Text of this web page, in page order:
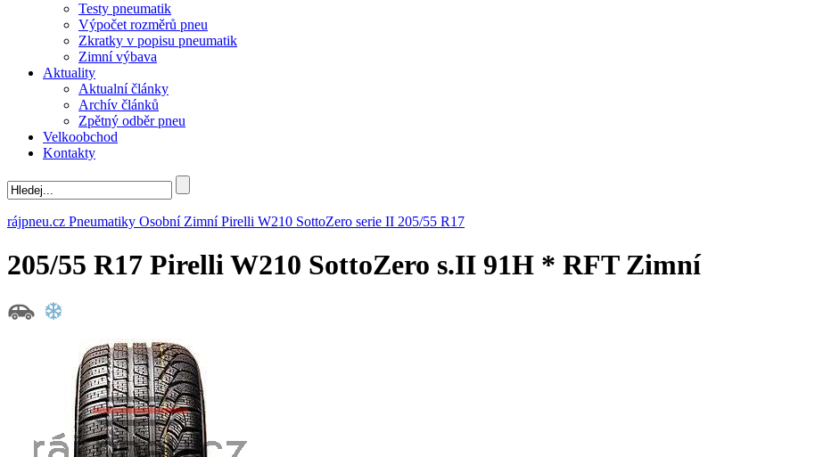
Testy pneumatik
Výpočet rozměrů pneu
Zkratky v popisu pneumatik
Zimní výbava
Aktuality
Aktualní články
Archív článků
Zpětný odběr pneu
Velkoobchod
Kontakty
rájpneu.cz Pneumatiky Osobní Zimní Pirelli W210 SottoZero serie II 205/55 R17
205/55 R17 Pirelli W210 SottoZero s.II 91H * RFT Zimní